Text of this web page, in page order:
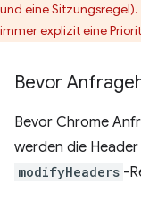
und eine
immer explizit eine
Bevor
Bevor Chrome
werden die
modifyHeaders -